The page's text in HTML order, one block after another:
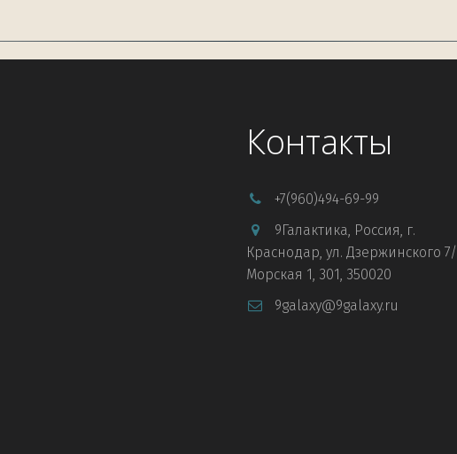
Контакты
+7(960)494-69-99
9Галактика, Россия, г.
Краснодар, ул. Дзержинского 7/
Морская 1, 301, 350020
9galaxy@9galaxy.ru